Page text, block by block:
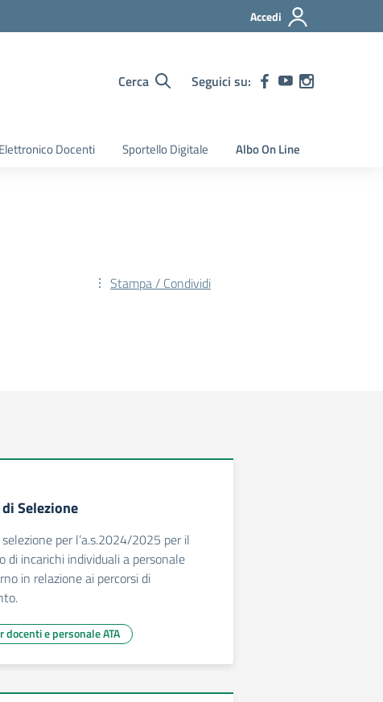
Accedi
Cerca Seguici su:
Docenti Sportello Digitale Albo On Line
Stampa / Condividi
Selezione
per l’a.s.2024/2025 per il
di incarichi individuali a personale
in relazione ai percorsi di
docenti e personale ATA